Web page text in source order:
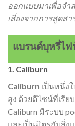
ออกแบบมาเพื่อจ
เสี่ยงจากการสูดส
แบรนด์บุหรี่ไ
1. Caliburn
Caliburn เป็นหนึ่ง
สูง ด้วยดีไซน์ที่เรีย
Caliburn มีระบบ